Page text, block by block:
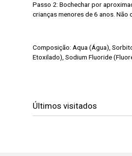
Passo 2:Bochechar por
crianças menores de 6 anos.Não
Composição: Aqua (Água),
Etoxilado), Sodium Fluoride
Últimos visitados